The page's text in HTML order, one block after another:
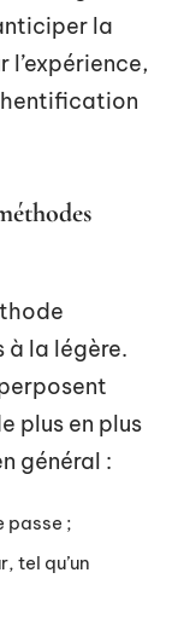
la
l’expérience,
à la légère.
plus en plus
général :
passe ;
tel qu’un